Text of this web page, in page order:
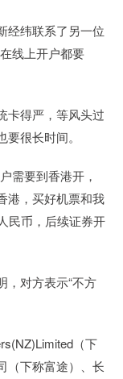
经纬联系了另一位
线上开户都要
卡得严，等风头过
很长时间。
需要到香港开，
港，买好机票和我
民币，后续证券开
，对方表示“不方
（下
（下称富途）、长